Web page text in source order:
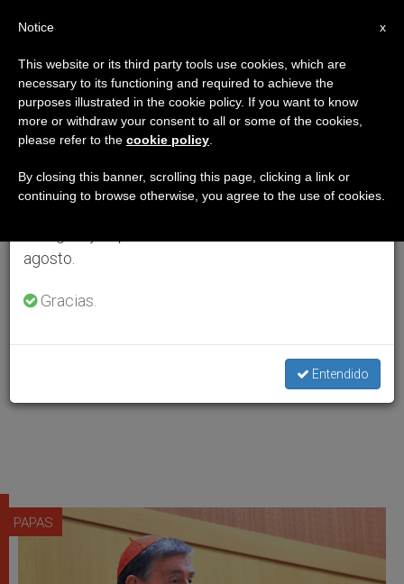
PAPAS
×
Aviso importante
Del 27 de julio al 7 de agosto haremos la pausa
anual, aprovechando que en el periodo de verano
se generan menos informaciones y también el
agosto.
Gracias.
Entendido
x
Notice
This website or its third party tools use cookies, which are
necessary to its functioning and required to achieve the
purposes illustrated in the cookie policy. If you want to know
more or withdraw your consent to all or some of the cookies,
please refer to the cookie policy
By closing this banner, scrolling this page, clicking a link or
continuing to browse otherwise, you agree to the use of cookies.